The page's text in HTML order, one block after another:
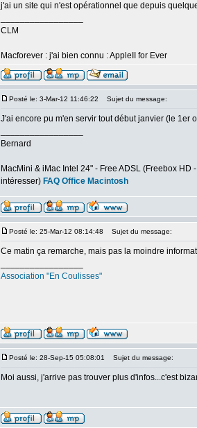
j'ai un site qui n'est opérationnel que depuis
CLM
Macforever : j'ai bien connu : AppleII for Ever
Posté le: 3-Mar-12 11:46:22 Sujet du message:
J'ai encore pu m'en servir tout début janvier (le 1er
Bernard
MacMini & iMac Intel 24" - Free ADSL (Freebox
intéresser) FAQ Office Macintosh
Posté le: 25-Mar-12 08:14:48 Sujet du message:
Ce matin ça remarche, mais pas la moindre
Association "En Coulisses"
Posté le: 28-Sep-15 05:08:01 Sujet du message:
Moi aussi, j'arrive pas trouver plus d'infos...c'est